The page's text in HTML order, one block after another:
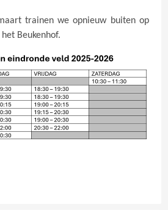
trainen we opnieuw buiten op
Beukenhof.